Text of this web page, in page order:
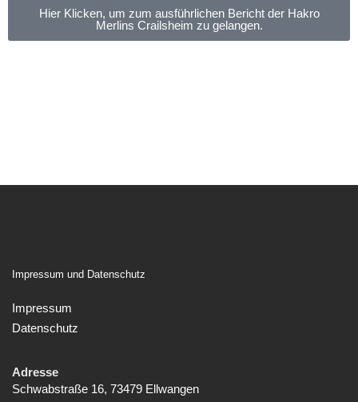
Hier Klicken, um zum ausführlichen Bericht der Hakro
Merlins Crailsheim zu gelangen.
Impressum und Datenschutz
Impressum
Datenschutz
Adresse
Schwabstraße 16, 73479 Ellwangen